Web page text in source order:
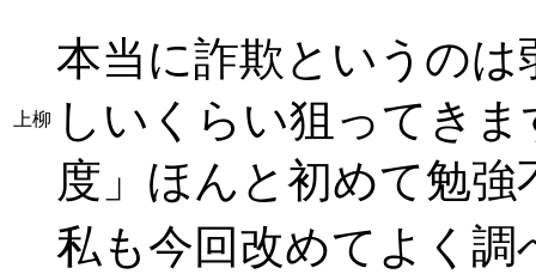
上柳
本当に詐欺というの
しいくらい狙ってき
度」ほんと初めて勉
私も今回改めてよく